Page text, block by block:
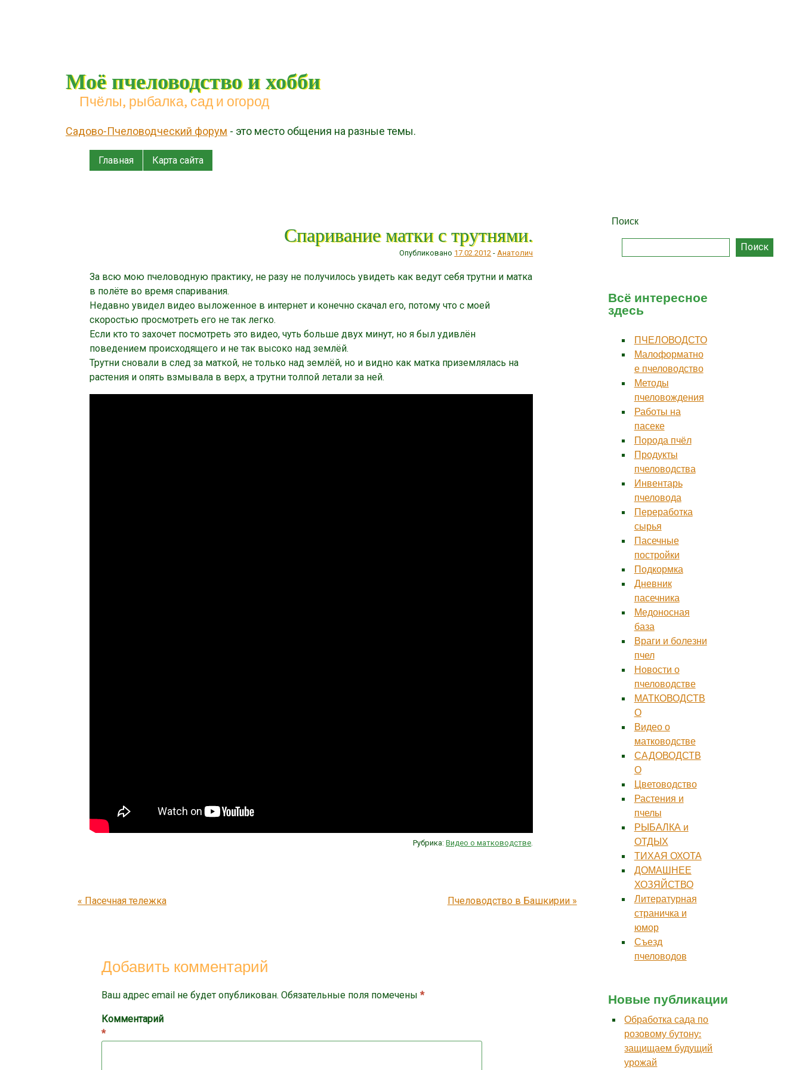
Моё пчеловодство и хобби
Пчёлы, рыбалка, сад и огород
Садово-Пчеловодческий форум - это место общения на разные темы.
Menu
Skip to content
Главная Карта сайта
Спаривание матки с трутнями.
Опубликовано 17.02.2012 -Анатолич
За всю мою пчеловодную практику, не разу не получилось увидеть как ведут себя трутни и матка
в полёте во время спаривания.
Недавно увидел видео выложенное в интернет и конечно скачал его, потому что с моей
скоростью просмотреть его не так легко.
Если кто то захочет посмотреть это видео, чуть больше двух минут, но я был удивлён
поведением происходящего и не так высоко над землёй.
Трутни сновали в след за маткой, не только над землёй, но и видно как матка приземлялась на
растения и опять взмывала в верх, а трутни толпой летали за ней.
Рубрика:Видео о матководстве
Post navigation
« Пасечная тележка Пчеловодство в Башкирии »
Добавить комментарий
Ваш адрес email не будет опубликован. Обязательные поля помечены *
Комментарий
*
Поиск
Поиск
Всё интересное
здесь
ПЧЕЛОВОДСТО
Малоформатно
е пчеловодство
Методы
пчеловождения
Работы на
пасеке
Порода пчёл
Продукты
пчеловодства
Инвентарь
пчеловода
Переработка
сырья
Пасечные
постройки
Подкормка
Дневник
пасечника
Медоносная
база
Враги и болезни
пчел
Новости о
пчеловодстве
МАТКОВОДСТВ
О
Видео о
матководстве
САДОВОДСТВ
О
Цветоводство
Растения и
пчелы
РЫБАЛКА и
ОТДЫХ
ТИХАЯ ОХОТА
ДОМАШНЕЕ
ХОЗЯЙСТВО
Литературная
страничка и
юмор
Съезд
пчеловодов
Новые публикации
Обработка сада по
розовому бутону:
защищаем будущий
урожай